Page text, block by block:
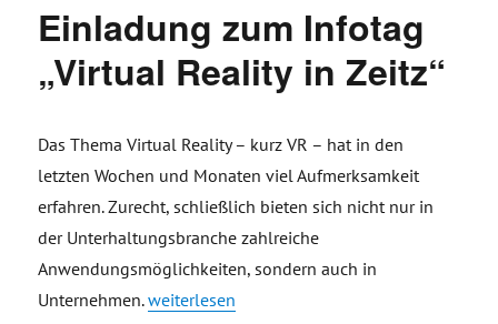
Einladung zum Infotag
„Virtual Reality in Zeitz“
Das Thema Virtual Reality – kurz VR – hat in den
letzten Wochen und Monaten viel Aufmerksamkeit
erfahren. Zurecht, schließlich bieten sich nicht nur in
der Unterhaltungsbranche zahlreiche
Anwendungsmöglichkeiten, sondern auch in
Unternehmen.„Einladung zum Infotag „Virtual Reality in
weiterlesen